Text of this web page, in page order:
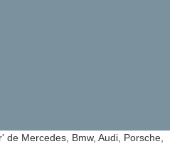
de Mercedes, Bmw, Audi, Porsche,